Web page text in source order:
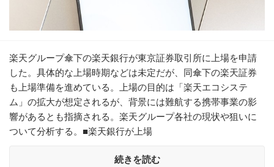
楽天グループ傘下の楽天銀行が東京証券取引所に上場を申請
した。具体的な上場時期などは未定だが、同傘下の楽天証券
も上場準備を進めている。上場の目的は「楽天エコシステ
ム」の拡大が想定されるが、背景には難航する携帯事業の影
響があるとも指摘される。楽天グループ各社の現状や狙いに
ついて分析する。■楽天銀行が上場
続きを読む